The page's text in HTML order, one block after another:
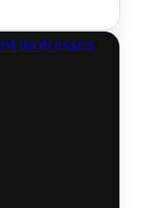
enclins à lui